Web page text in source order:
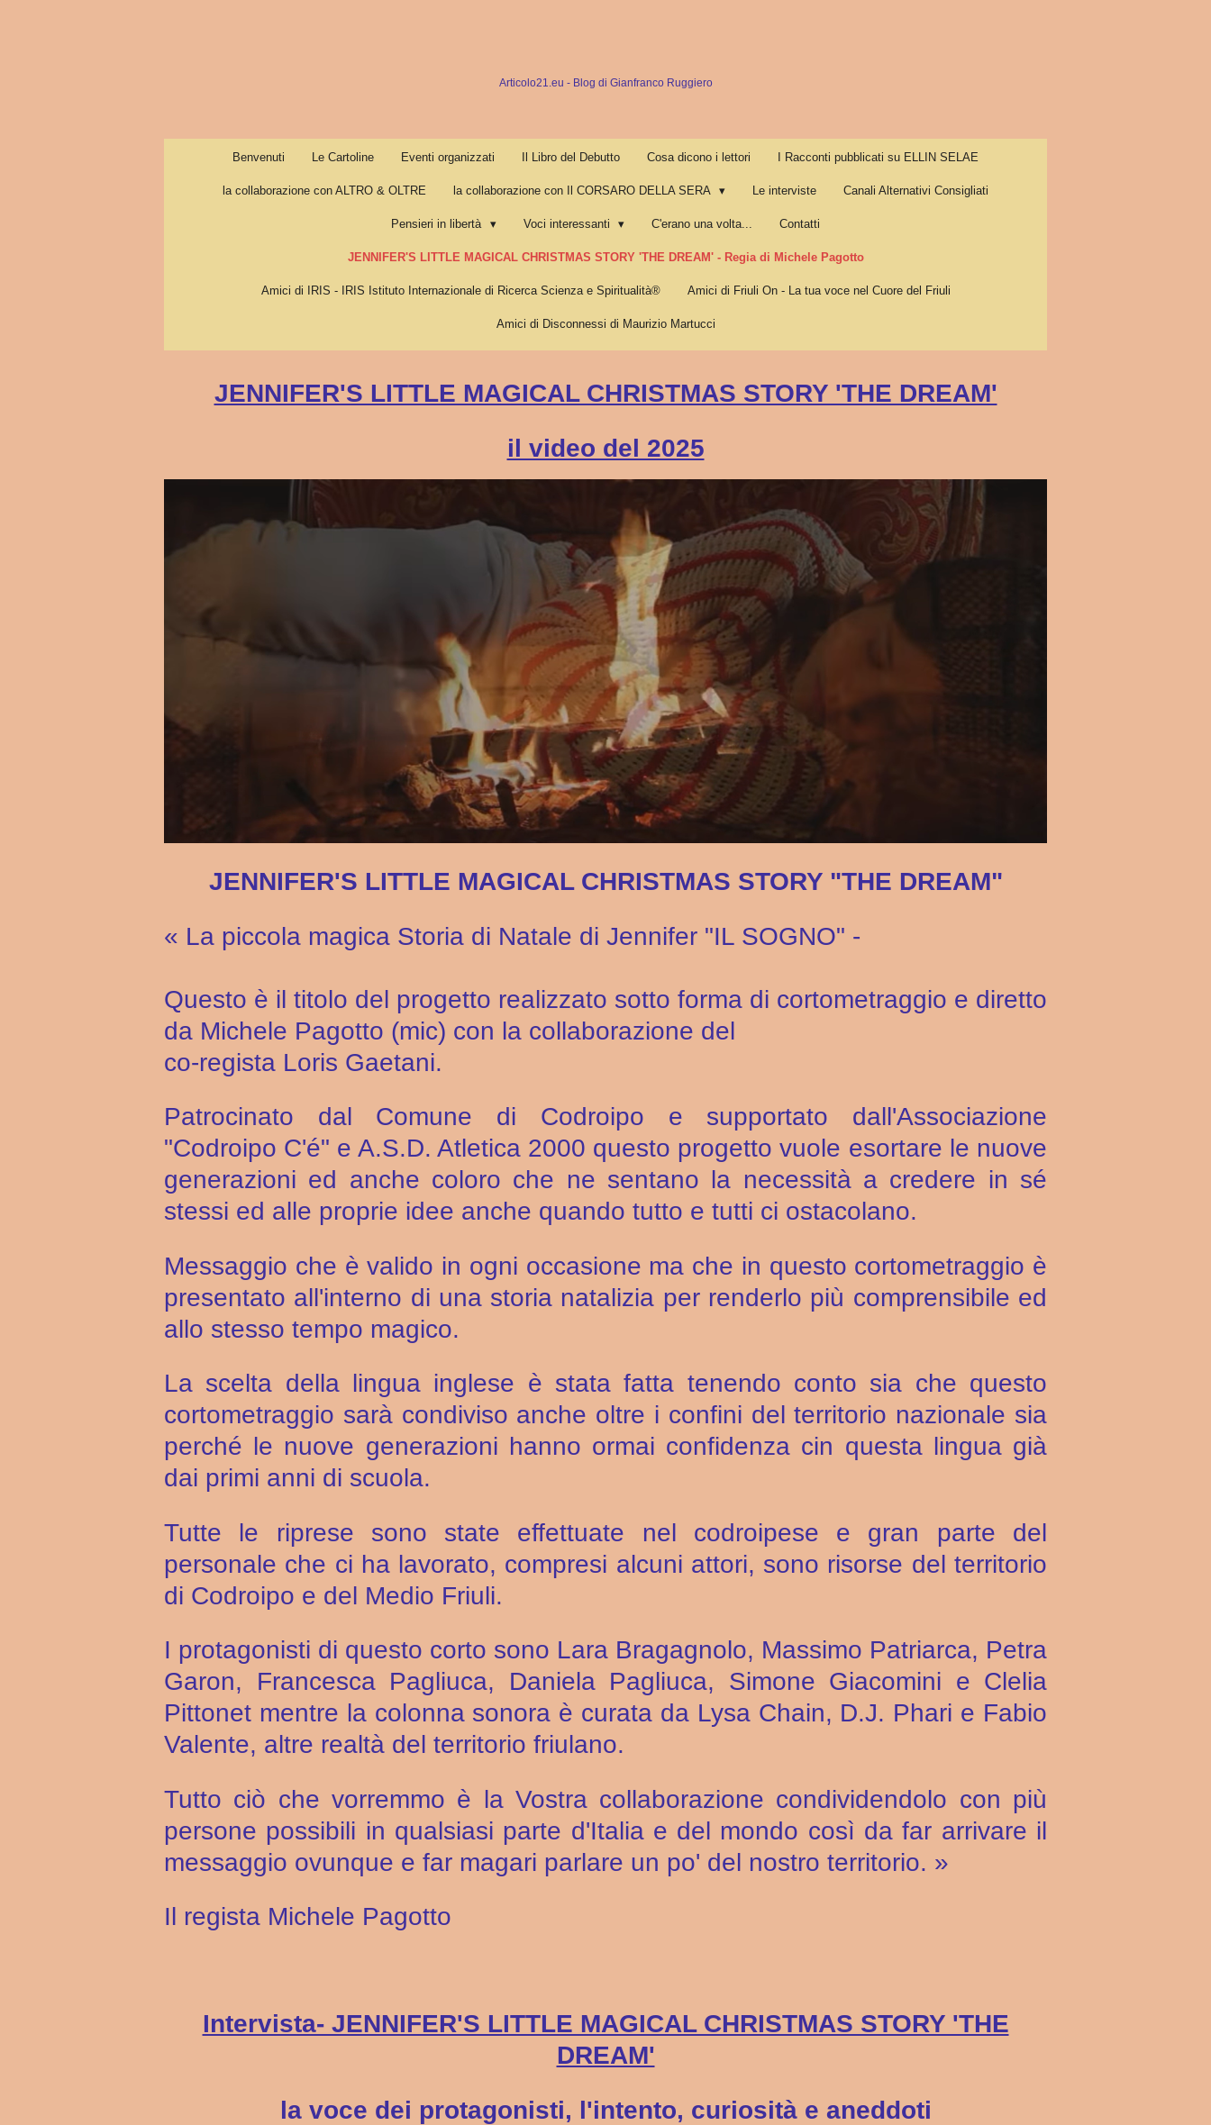
Articolo21.eu - Blog di Gianfranco Ruggiero
Benvenuti Le Cartoline Eventi organizzati Il Libro del Debutto Cosa dicono i lettori I Racconti pubblicati su ELLIN SELAE
la collaborazione con ALTRO & OLTRE la collaborazione con Il CORSARO DELLA SERA Le interviste Canali Alternativi Consigliati
Pensieri in libertà Voci interessanti C'erano una volta... Contatti
JENNIFER'S LITTLE MAGICAL CHRISTMAS STORY 'THE DREAM' - Regia di Michele Pagotto
Amici di IRIS - IRIS Istituto Internazionale di Ricerca Scienza e Spiritualità® Amici di Friuli On - La tua voce nel Cuore del Friuli
Amici di Disconnessi di Maurizio Martucci
JENNIFER'S LITTLE MAGICAL CHRISTMAS STORY 'THE DREAM'
il video del 2025
JENNIFER'S LITTLE MAGICAL CHRISTMAS STORY "THE DREAM"
« La piccola magica Storia di Natale di Jennifer "IL SOGNO" -
Questo è il titolo del progetto realizzato sotto forma di cortometraggio e diretto
da Michele Pagotto (mic) con la collaborazione del
co-regista Loris Gaetani.
Patrocinato dal Comune di Codroipo e supportato dall'Associazione
"Codroipo C'é" e A.S.D. Atletica 2000 questo progetto vuole esortare le nuove
generazioni ed anche coloro che ne sentano la necessità a credere in sé
stessi ed alle proprie idee anche quando tutto e tutti ci ostacolano.
Messaggio che è valido in ogni occasione ma che in questo cortometraggio è
presentato all'interno di una storia natalizia per renderlo più comprensibile ed
allo stesso tempo magico.
La scelta della lingua inglese è stata fatta tenendo conto sia che questo
cortometraggio sarà condiviso anche oltre i confini del territorio nazionale sia
perché le nuove generazioni hanno ormai confidenza cin questa lingua già
dai primi anni di scuola.
Tutte le riprese sono state effettuate nel codroipese e gran parte del
personale che ci ha lavorato, compresi alcuni attori, sono risorse del territorio
di Codroipo e del Medio Friuli.
I protagonisti di questo corto sono Lara Bragagnolo, Massimo Patriarca, Petra
Garon, Francesca Pagliuca, Daniela Pagliuca, Simone Giacomini e Clelia
Pittonet mentre la colonna sonora è curata da Lysa Chain, D.J. Phari e Fabio
Valente, altre realtà del territorio friulano.
Tutto ciò che vorremmo è la Vostra collaborazione condividendolo con più
persone possibili in qualsiasi parte d'Italia e del mondo così da far arrivare il
messaggio ovunque e far magari parlare un po' del nostro territorio. »
Il regista Michele Pagotto
Intervista- JENNIFER'S LITTLE MAGICAL CHRISTMAS STORY 'THE
DREAM'
la voce dei protagonisti, l'intento, curiosità e aneddoti